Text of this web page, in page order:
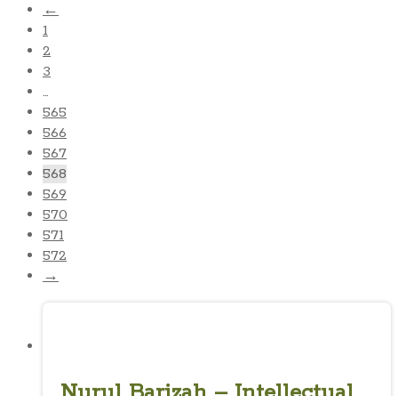
←
1
2
3
…
565
566
567
568
569
570
571
572
→